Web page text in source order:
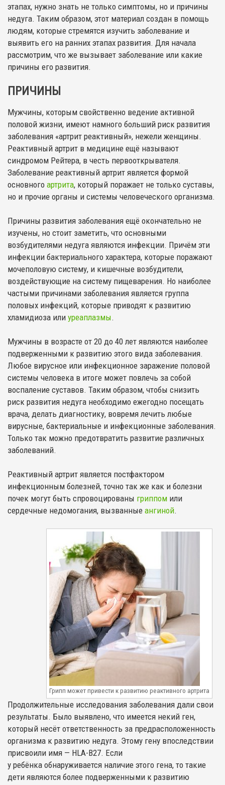
этапах, нужно знать не только симптомы, но и причины
недуга. Таким образом, этот материал создан в помощь
людям, которые стремятся изучить заболевание и
выявить его на ранних этапах развития. Для начала
рассмотрим, что же вызывает заболевание или какие
причины его развития.
ПРИЧИНЫ
Мужчины, которым свойственно ведение активной
половой жизни, имеют намного больший риск развития
заболевания «артрит реактивный», нежели женщины.
Реактивный артрит в медицине ещё называют
синдромом Рейтера, в честь первооткрывателя.
Заболевание реактивный артрит является формой
основного артрита, который поражает не только суставы,
но и прочие органы и системы человеческого организма.
Причины развития заболевания ещё окончательно не
изучены, но стоит заметить, что основными
возбудителями недуга являются инфекции. Причём эти
инфекции бактериального характера, которые поражают
мочеполовую систему, и кишечные возбудители,
воздействующие на систему пищеварения. Но наиболее
частыми причинами заболевания является группа
половых инфекций, которые приводят к развитию
хламидиоза или уреаплазмы.
Мужчины в возрасте от 20 до 40 лет являются наиболее
подверженными к развитию этого вида заболевания.
Любое вирусное или инфекционное заражение половой
системы человека в итоге может повлечь за собой
воспаление суставов. Таким образом, чтобы снизить
риск развития недуга необходимо ежегодно посещать
врача, делать диагностику, вовремя лечить любые
вирусные, бактериальные и инфекционные заболевания.
Только так можно предотвратить развитие различных
заболеваний.
Реактивный артрит является постфактором
инфекционным болезней, точно так же как и болезни
почек могут быть спровоцированы гриппом или
сердечные недомогания, вызванные ангиной.
Грипп может привести к развитию реактивного артрита
Продолжительные исследования заболевания дали свои
результаты. Было выявлено, что имеется некий ген,
который несёт ответственность за предрасположенность
организма к развитию недуга. Этому гену впоследствии
присвоили имя — HLA-В27. Если
у ребёнка обнаруживается наличие этого гена, то такие
дети являются более подверженными к развитию